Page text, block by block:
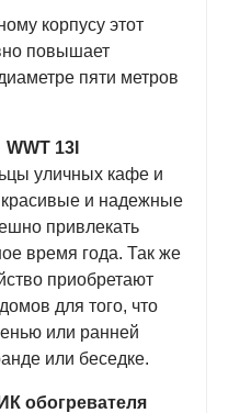
корпусу этот
повышает
пяти метров
WWT 13I
уличных кафе и
красивые и надежные
привлекать
время года. Так же
приобретают
для того, что
или ранней
или беседке.
обогревателя